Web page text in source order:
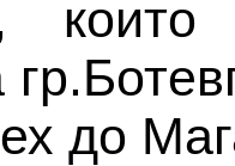
до